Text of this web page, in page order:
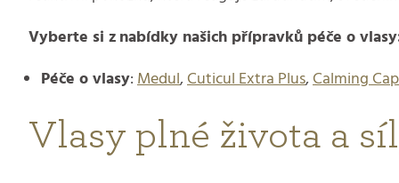
Vyberte si z nabídky našich přípravků péče o
Péče o vlasy:Medul,Cuticul Extra Plus,Calming
Vlasy plné života a